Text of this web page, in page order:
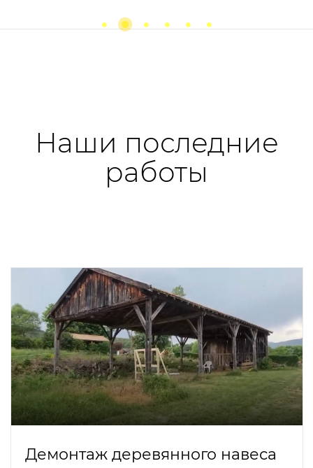
Наши последние
работы
Демонтаж деревянного навеса